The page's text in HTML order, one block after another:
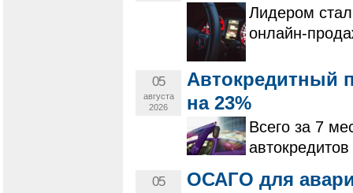
Лидером
онлайн-
05
августа
2026
Автокредитный
на 23%
Всего за 7
05
ОСАГО для